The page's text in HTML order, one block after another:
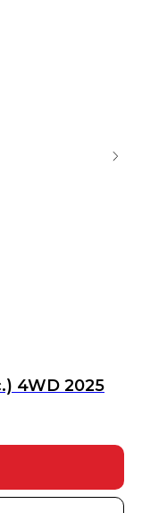
4WD 2025